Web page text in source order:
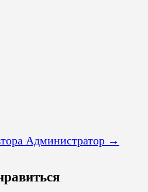
Администратор →